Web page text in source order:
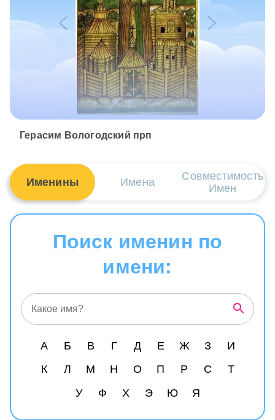
Герасим Вологодский прп
Именины Имена
Совместимость
Имен
Поиск именин по
имени:
А Б В Г Д Е Ж З
И
К
Л М Н О П Р С
Т
У
Ф Х Э Ю Я